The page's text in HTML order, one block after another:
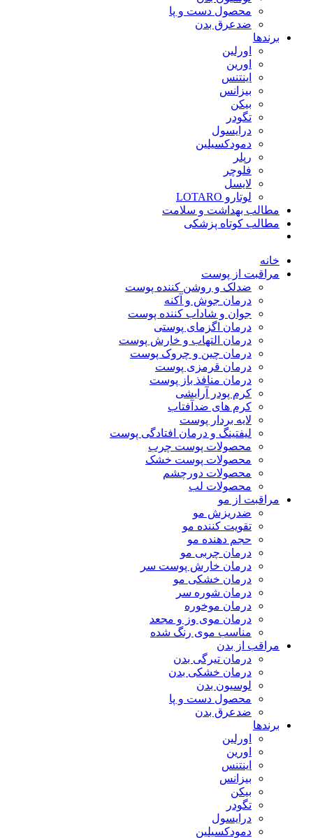
محصول دست و پا
ضدعرق بدن
برندها
اورلین
اورین
اینتنس
بیزانس
بیکن
تگودر
درایسول
دمودکسیلین
رپلر
فلوچر
لایسل
لوتارو LOTARO
مطالب بهداشت و سلامت
مطالب کوتاه پزشکی
خانه
مراقبت از پوست
ضدلک و روشن کننده پوست
درمان جوش و آکنه
جوان و شاداب کننده پوست
درمان اگزمای پوستی
درمان التهاب و خارش پوست
درمان چین و چروک پوست
درمان قرمزی پوست
درمان منافذ باز پوست
کرم پودر آرایشی
کرم های ضدآفتاب
لایه بردار پوست
لیفتینگ و درمان افتادگی پوست
محصولات پوست چرب
محصولات پوست خشک
محصولات دورچشم
محصولات لب
مراقبت از مو
ضدریزش مو
تقویت کننده مو
حجم دهنده مو
درمان چربی مو
درمان خارش پوست سر
درمان خشکی مو
درمان شوره سر
درمان موخوره
درمان موی وز و مجعد
مناسب موی رنگ شده
مراقب از بدن
درمان تیرگی بدن
درمان خشکی بدن
لوسیون بدن
محصول دست و پا
ضدعرق بدن
برندها
اورلین
اورین
اینتنس
بیزانس
بیکن
تگودر
درایسول
دمودکسیلین